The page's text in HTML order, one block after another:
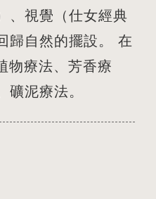
、視覺（仕女經典
歸自然的擺設。 在
物療法、芳香療
礦泥療法。